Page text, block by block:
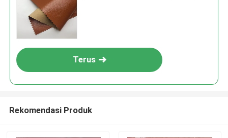
Terus
Rekomendasi Produk